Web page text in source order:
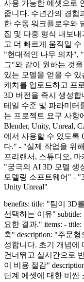
사용 가능한 에셋으로
줍니다. 수년간의 경험
한 수동 워크플로우와
집 및 다중 형식 내보내
고 더 빠르게 움직일
"현대적인 나무 의자",
그"와 같이 원하는 것
있는 모델을 얻을 수
케치를 업로드하고 프
3D 버전을 즉시 생성합
테일 수준 및 파라미터
는 프로젝트 요구 사항
Blender, Unity, Unreal,
에서 사용할 수 있도록
다." - "실제 작업을 위
프리랜서, 스튜디오,
"궁극의 AI 3D 모델 생
모델링 소프트웨어" -
Unity Unreal"
benefits: title: "팀이 3D
선택하는 이유"
요한 결과." items: -
축" description: "주문
성합니다. 초기 개념에
건너뛰고 실시간으로
이 비용 절감"
단계 에셋에 대한 비싼